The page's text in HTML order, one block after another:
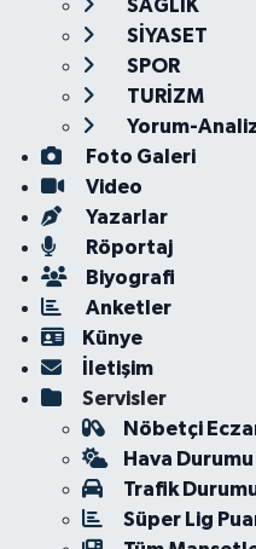
SAĞLIK
SİYASET
SPOR
TURİZM
Yorum-
Foto Galeri
Video
Yazarlar
Röportaj
Biyografi
Anketler
Künye
İletişim
Servisler
Nöbetçi
Hava Durumu
Trafik
Süper Lig